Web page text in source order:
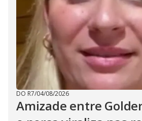
DO R7/04/08/2026
Amizade entre